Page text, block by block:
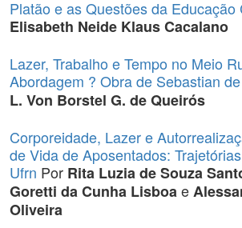
Platão e as Questões da Educação
Elisabeth Neide Klaus Cacalano
Lazer, Trabalho e Tempo no Meio
Abordagem ? Obra de Sebastian
L. Von Borstel G. de Queirós
Corporeidade, Lazer e
de Vida de Aposentados:
Ufrn Por Rita Luzia de Souza
Goretti da Cunha Lisboae
Oliveira